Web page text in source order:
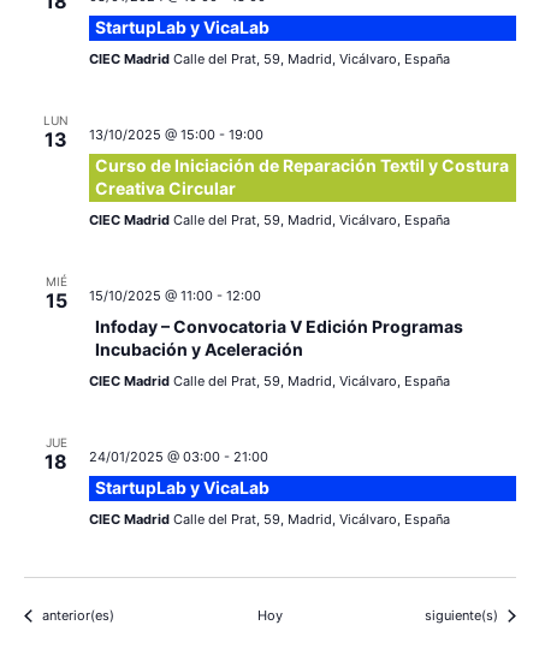
StartupLab y VicaLab
CIEC Madrid Calle del Prat, 59, Madrid, Vicálvaro, España
LUN
13 13/10/2025 @ 15:00- 19:00
Curso de Iniciación de Reparación Textil y Costura
Creativa Circular
CIEC Madrid Calle del Prat, 59, Madrid, Vicálvaro, España
MIÉ
15 15/10/2025 @ 11:00- 12:00
Infoday – Convocatoria V Edición Programas
Incubación y Aceleración
CIEC Madrid Calle del Prat, 59, Madrid, Vicálvaro, España
JUE
18 24/01/2025 @ 03:00- 21:00
StartupLab y VicaLab
CIEC Madrid Calle del Prat, 59, Madrid, Vicálvaro, España
Eventos
anterior(es) Hoy Eventos
siguiente(s)